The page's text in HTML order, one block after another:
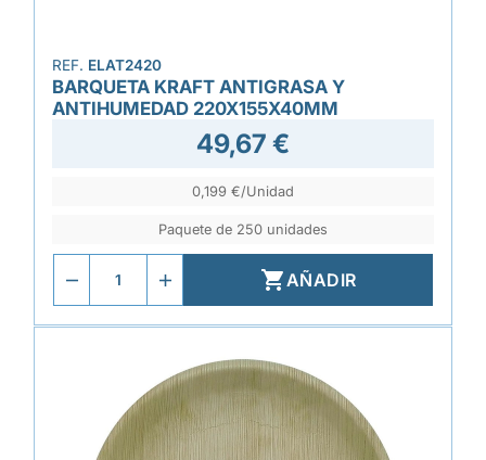
REF. ELAT2420
BARQUETA KRAFT ANTIGRASA Y
ANTIHUMEDAD 220X155X40MM
49,67 €
0,199 €/Unidad
Paquete de 250 unidades
AÑADIR